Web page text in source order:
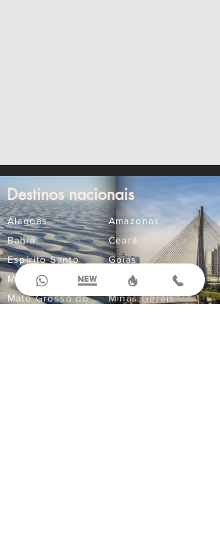
Destinos nacionais
Alagoas
Bahia
Espírito Santo
Maranhão
Mato Grosso do Sul
Amazonas
Ceará
Goiás
Mato Grosso
Minas Gerais